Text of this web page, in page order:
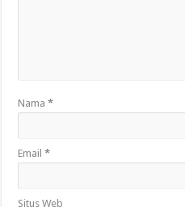
Nama*
Email*
Situs Web